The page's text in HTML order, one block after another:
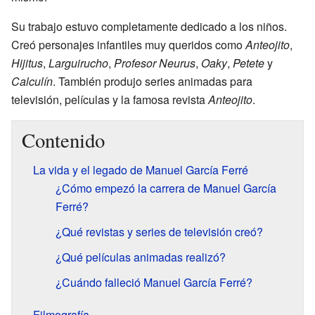
Su trabajo estuvo completamente dedicado a los niños.
Creó personajes infantiles muy queridos comoAnteojito,
Hijitus, Larguirucho, Profesor Neurus, Oaky, Petetey
Calculín. También produjo series animadas para
televisión, películas y la famosa revistaAnteojito.
Contenido
La vida y el legado de Manuel García Ferré
¿Cómo empezó la carrera de Manuel García
Ferré?
¿Qué revistas y series de televisión creó?
¿Qué películas animadas realizó?
¿Cuándo falleció Manuel García Ferré?